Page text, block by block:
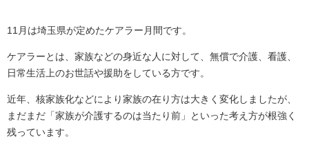
11月は埼玉県が定めたケアラー月間です。
ケアラーとは、家族などの身近な人に対して、無償で介護、看護、
日常生活上のお世話や援助をしている方です。
近年、核家族化などにより家族の在り方は大きく変化しましたが、
まだまだ「家族が介護するのは当たり前」といった考え方が根強く
残っています。